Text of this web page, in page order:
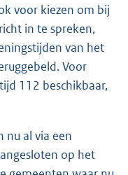
voor kiezen om bij
in te spreken,
van het
Voor
112 beschikbaar,
nu al via een
op het